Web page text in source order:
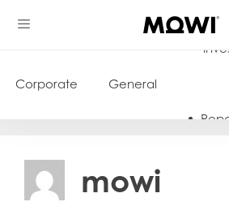
to
Corporate General
mowi